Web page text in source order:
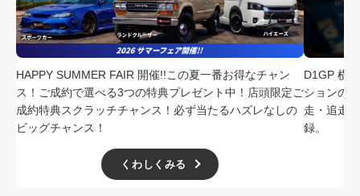
店舗問い合わせ
HAPPY SUMMER FAIR 開催!!この夏一番お得なチャン
ス！ご成約で選べる3つの特典プレゼント中！店頭限定ご
成約特典スクラッチチャンス！必ず当たるハズレなしの
ビッグチャンス！
くわしくみる
D1GP 横
ションの
走・追走
録。